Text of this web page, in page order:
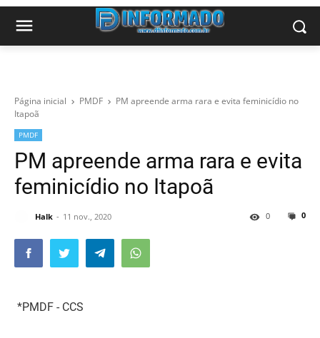
Página inicial PMDF
PM apreende arma rara e evita feminicídio no
Itapoã
PMDF
PM apreende arma rara e evita
feminicídio no Itapoã
Halk 11 nov., 2020 0
0
*PMDF - CCS